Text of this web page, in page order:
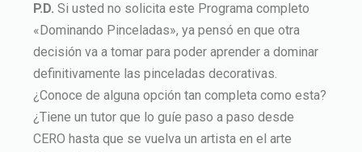
P.D. Si usted no solicita este Programa completo
«Dominando Pinceladas», ya pensó en que otra
decisión va a tomar para poder aprender a dominar
definitivamente las pinceladas decorativas.
¿Conoce de alguna opción tan completa como esta?
¿Tiene un tutor que lo guíe paso a paso desde
CERO hasta que se vuelva un artista en el arte